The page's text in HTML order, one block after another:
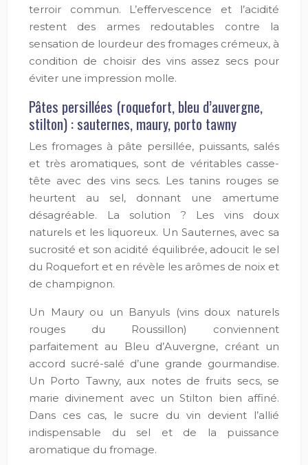
terroir commun. L’effervescence et l’acidité
restent des armes redoutables contre la
sensation de lourdeur des fromages crémeux, à
condition de choisir des vins assez secs pour
éviter une impression molle.
Pâtes persillées (roquefort, bleu d’auvergne,
stilton) : sauternes, maury, porto tawny
Les fromages à pâte persillée, puissants, salés
et très aromatiques, sont de véritables casse-
tête avec des vins secs. Les tanins rouges se
heurtent au sel, donnant une amertume
désagréable. La solution ? Les vins doux
naturels et les liquoreux. Un Sauternes, avec sa
sucrosité et son acidité équilibrée, adoucit le sel
du Roquefort et en révèle les arômes de noix et
de champignon.
Un Maury ou un Banyuls (vins doux naturels
rouges du Roussillon) conviennent
parfaitement au Bleu d’Auvergne, créant un
accord sucré-salé d’une grande gourmandise.
Un Porto Tawny, aux notes de fruits secs, se
marie divinement avec un Stilton bien affiné.
Dans ces cas, le sucre du vin devient l’allié
indispensable du sel et de la puissance
aromatique du fromage.